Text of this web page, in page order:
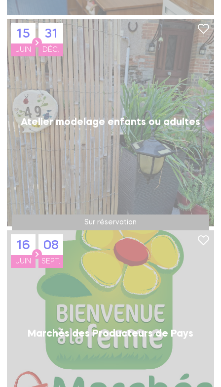
15
JUIN
31
DÉC.
Atelier modelage enfants ou adultes
Sur réservation
16
JUIN
08
SEPT.
Marchés des Producteurs de Pays